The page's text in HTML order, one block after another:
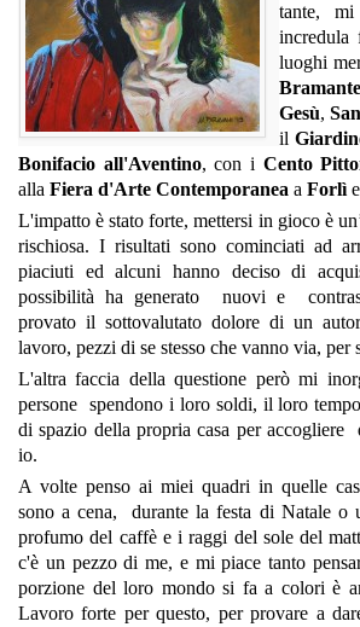
tante,
incredula
luoghi
Bramante
Gesù,
il
Bonifacio all'Aventino, con i Cento
alla Fiera d'Arte Contemporanea a Forlì
L'impatto è stato forte, mettersi in gioco è
rischiosa. I risultati sono cominciati ad
piaciuti ed alcuni hanno deciso di
possibilità ha generato nuovi e
provato il sottovalutato dolore di un
lavoro, pezzi di se stesso che vanno via, per
L'altra faccia della questione però mi
persone spendono i loro soldi, il loro
di spazio della propria casa per accogliere
io.
A volte penso ai miei quadri in quelle
sono a cena, durante la festa di Natale o
profumo del caffè e i raggi del sole del
c'è un pezzo di me, e mi piace tanto
porzione del loro mondo si fa a colori è
Lavoro forte per questo, per provare a